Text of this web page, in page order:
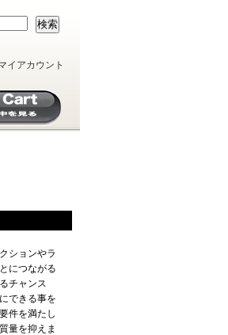
検索
イアカウント
ションやラ
につながる
チャンス
できる事を
件を満たし
量を抑えま